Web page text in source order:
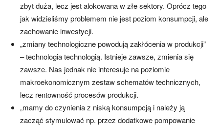
zbyt duża, lecz jest alokowana w złe sektory. Oprócz tego
jak widzieliśmy problemem nie jest poziom konsumpcji, ale
zachowanie inwestycji.
„zmiany technologiczne powodują zakłócenia w produkcji”
– technologia technologią. Istnieje zawsze, zmienia się
zawsze. Nas jednak nie interesuje na poziomie
makroekonomicznym zestaw schematów technicznych,
lecz rentowność procesów produkcji.
„mamy do czynienia z niską konsumpcją i należy ją
zacząć stymulować np. przez dodatkowe pompowanie